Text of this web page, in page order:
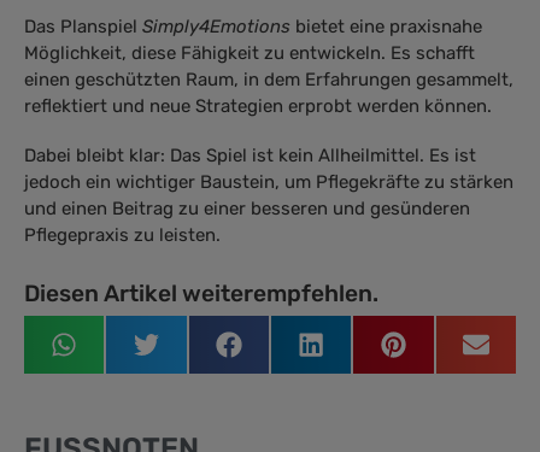
Das Planspiel Simply4Emotions bietet eine praxisnahe
Möglichkeit, diese Fähigkeit zu entwickeln. Es schafft
einen geschützten Raum, in dem Erfahrungen gesammelt,
reflektiert und neue Strategien erprobt werden können.
Dabei bleibt klar: Das Spiel ist kein Allheilmittel. Es ist
jedoch ein wichtiger Baustein, um Pflegekräfte zu stärken
und einen Beitrag zu einer besseren und gesünderen
Pflegepraxis zu leisten.
Diesen Artikel weiterempfehlen.